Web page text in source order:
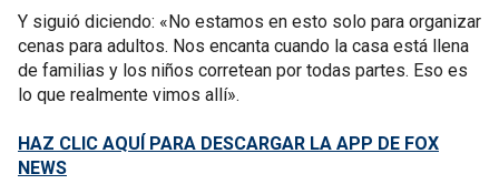
Y siguió diciendo: «No estamos en esto solo para organizar
cenas para adultos. Nos encanta cuando la casa está llena
de familias y los niños corretean por todas partes. Eso es
lo que realmente vimos allí».
HAZ CLIC AQUÍ PARA DESCARGAR LA APP DE FOX
NEWS